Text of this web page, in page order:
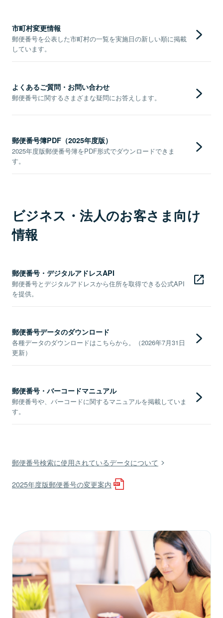
市町村変更情報
郵便番号を公表した市町村の一覧を実施日の新しい順に掲載
しています。
よくあるご質問・お問い合わせ
郵便番号に関するさまざまな疑問にお答えします。
郵便番号簿PDF（2025年度版）
2025年度版郵便番号簿をPDF形式でダウンロードできま
す。
ビジネス・法人のお客さま向け
情報
郵便番号・デジタルアドレスAPI
郵便番号とデジタルアドレスから住所を取得できる公式API
を提供。
郵便番号データのダウンロード
各種データのダウンロードはこちらから。（2026年7月31日
更新）
郵便番号・バーコードマニュアル
郵便番号や、バーコードに関するマニュアルを掲載していま
す。
郵便番号検索に使用されているデータについて
2025年度版郵便番号の変更案内